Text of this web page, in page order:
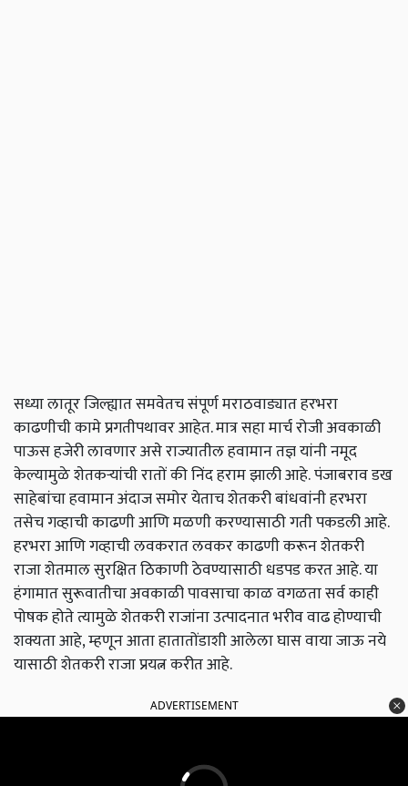
सध्या लातूर जिल्ह्यात समवेतच संपूर्ण मराठवाड्यात हरभरा
काढणीची कामे प्रगतीपथावर आहेत. मात्र सहा मार्च रोजी अवकाळी
पाऊस हजेरी लावणार असे राज्यातील हवामान तज्ञ यांनी नमूद
केल्यामुळे शेतकऱ्यांची रातों की निंद हराम झाली आहे.पंजाबराव डख
साहेबांचा हवामान अंदाज समोर येताच शेतकरी बांधवांनी हरभरा
तसेच गव्हाची काढणी आणि मळणी करण्यासाठी गती पकडली आहे.
हरभरा आणि गव्हाची लवकरात लवकर काढणी करून शेतकरी
राजा शेतमाल सुरक्षित ठिकाणी ठेवण्यासाठी धडपड करत आहे. या
हंगामात सुरूवातीचा अवकाळी पावसाचा काळ वगळता सर्व काही
पोषक होते त्यामुळे शेतकरी राजांना उत्पादनात भरीव वाढ होण्याची
शक्यता आहे, म्हणून आता हातातोंडाशी आलेला घास वाया जाऊ नये
यासाठी शेतकरी राजा प्रयत्न करीत आहे.
ADVERTISEMENT